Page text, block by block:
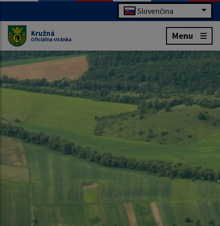
Slovenčina
Kružná
Oficiálna stránka Menu